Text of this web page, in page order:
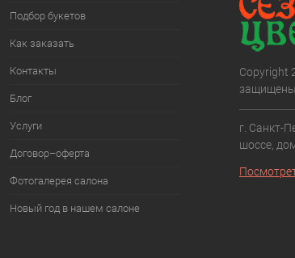
Подбор букетов
Как заказать
Контакты
Блог
Услуги
Договор–оферта
Фотогалерея салона
Новый год в нашем салоне
Copyright
г. Санкт-
шоссе,